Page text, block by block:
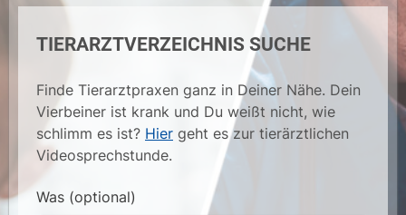
TIERARZTVERZEICHNIS SUCHE
Finde Tierarztpraxen ganz in Deiner Nähe. Dein
Vierbeiner ist krank und Du weißt nicht, wie
schlimm es ist? Hier geht es zur tierärztlichen
Videosprechstunde.
Was (optional)